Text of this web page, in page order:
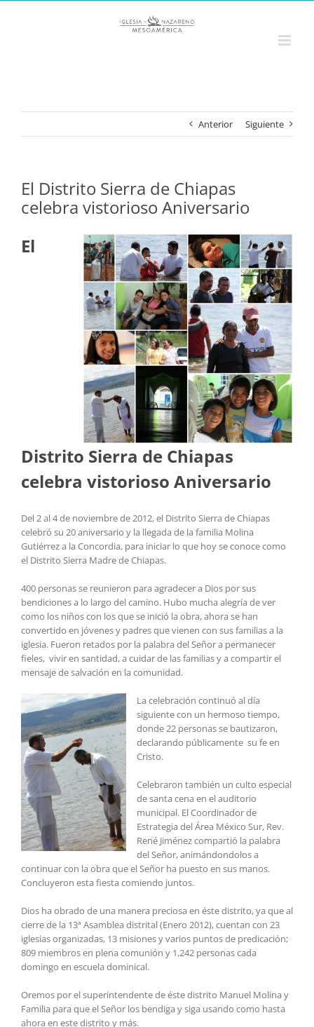
Anterior Siguiente
El Distrito Sierra de Chiapas
celebra vistorioso Aniversario
El
Distrito Sierra de Chiapas
celebra vistorioso Aniversario
Del 2 al 4 de noviembre de 2012, el Distrito Sierra de Chiapas
celebró su 20 aniversario y la llegada de la familia Molina
Gutiérrez a la Concordia, para iniciar lo que hoy se conoce como
el Distrito Sierra Madre de Chiapas.
400 personas se reunieron para agradecer a Dios por sus
bendiciones a lo largo del camino. Hubo mucha alegría de ver
como los niños con los que se inició la obra, ahora se han
convertido en jóvenes y padres que vienen con sus familias a la
iglesia. Fueron retados por la palabra del Señor a permanecer
fieles, vivir en santidad, a cuidar de las familias y a compartir el
mensaje de salvación en la comunidad.
La celebración continuó al día
siguiente con un hermoso tiempo,
donde 22 personas se bautizaron,
declarando públicamente su fe en
Cristo.
Celebraron también un culto especial
de santa cena en el auditorio
municipal. El Coordinador de
Estrategia del Área México Sur, Rev.
René Jiménez compartió la palabra
del Señor, animándondolos a
continuar con la obra que el Señor ha puesto en sus manos.
Concluyeron esta fiesta comiendo juntos.
Dios ha obrado de una manera preciosa en éste distrito, ya que al
cierre de la 13ª Asamblea distrital (Enero 2012), cuentan con 23
iglesias organizadas, 13 misiones y varios puntos de predicación;
809 miembros en plena comunión y 1,242 personas cada
domingo en escuela dominical.
Oremos por el superintendente de éste distrito Manuel Molina y
Familia para que el Señor los bendiga y siga usando como hasta
ahora en este distrito y más.